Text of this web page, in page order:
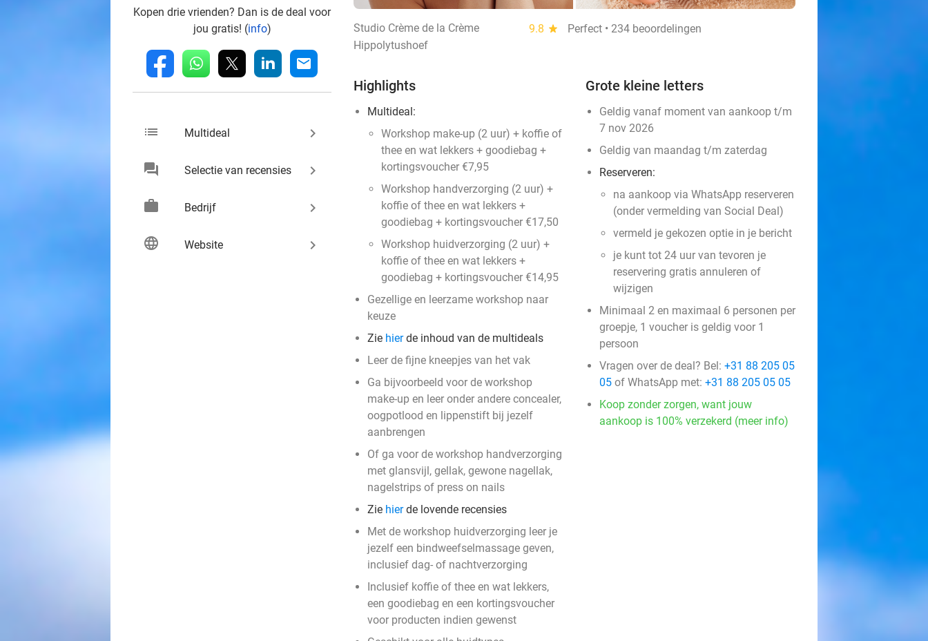
Kopen drie vrienden? Dan is de deal voor
jou gratis! (info)
fb whatsapp linkedin mail
list Multideal keyboard_arrow_right
chat Selectie van recensies keyboard_arrow_right
work Bedrijf keyboard_arrow_right
language Website keyboard_arrow_right
Studio Crème de la Crème 9.8 star
Perfect • 234 beoordelingen
Hippolytushoef
Highlights
Multideal:
Workshop make-up (2 uur) + koffie of
thee en wat lekkers + goodiebag +
kortingsvoucher €7,95
Workshop handverzorging (2 uur) +
koffie of thee en wat lekkers +
goodiebag + kortingsvoucher €17,50
Workshop huidverzorging (2 uur) +
koffie of thee en wat lekkers +
goodiebag + kortingsvoucher €14,95
Gezellige en leerzame workshop naar
keuze
Zie hierde inhoud van de multideals
Leer de fijne kneepjes van het vak
Ga bijvoorbeeld voor de workshop
make-up en leer onder andere concealer,
oogpotlood en lippenstift bij jezelf
aanbrengen
Of ga voor de workshop handverzorging
met glansvijl, gellak, gewone nagellak,
nagelstrips of press on nails
Zie hierde lovende recensies
Met de workshop huidverzorging leer je
jezelf een bindweefselmassage geven,
inclusief dag- of nachtverzorging
Inclusief koffie of thee en wat lekkers,
een goodiebag en een kortingsvoucher
voor producten indien gewenst
Grote kleine letters
Geldig vanaf moment van aankoop t/m
7 nov 2026
Geldig van maandag t/m zaterdag
Reserveren:
na aankoop via WhatsApp reserveren
(onder vermelding van Social Deal)
vermeld je gekozen optie in je bericht
je kunt tot 24 uur van tevoren je
reservering gratis annuleren of
wijzigen
Minimaal 2 en maximaal 6 personen per
groepje, 1 voucher is geldig voor 1
persoon
Vragen over de deal? Bel: +31 88 205 05
05 of WhatsApp met: +31 88 205 05 05
Koop zonder zorgen, want jouw
aankoop is 100% verzekerd (meer info)